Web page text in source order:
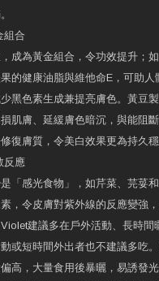
組合
成為黃金組合，令功效提升；
的健康油脂與維他命E，可助人
黑色素生成兼提亮膚色。黃豆
肌膚、延緩膚色暗沉，與能阻
復膚質，令美白效果更為持久穩
反應
「感光食物」，如芹菜、芫荽
，令皮膚對紫外線的反應變強
建議多在戶外活動、長時間
或短時間外出者也不建議多吃
高，大量食用後暴曬，易誘發光